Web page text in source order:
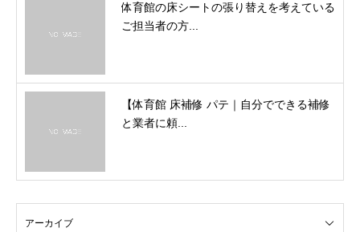
体育館の床シートの張り替えを考えている
ご担当者の方...
【体育館 床補修 パテ｜自分でできる補修
と業者に頼...